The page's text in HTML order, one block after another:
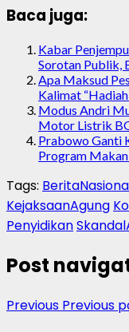
Baca juga:
Kabar
Sorotan Publik,
Apa Maksud
Kalimat
Modus Andri
Motor Listrik
Prabowo Ganti
Program
Tags:
KejaksaanAgung
Penyidikan
Post
Previous Previous